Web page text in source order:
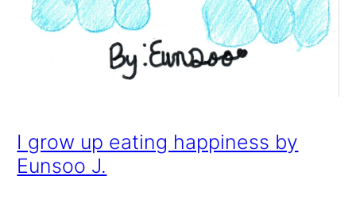
I grow up eating happiness by
Eunsoo J.